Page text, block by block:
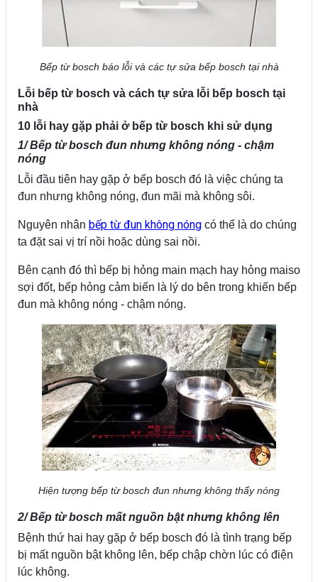
Bếp từ bosch báo lỗi và các tự sửa bếp bosch tại nhà
Lỗi bếp từ bosch và cách tự sửa lỗi bếp bosch tại
nhà
10 lỗi hay gặp phải ở bếp từ bosch khi sử dụng
1/ Bếp từ bosch đun nhưng không nóng - chậm
nóng
Lỗi đầu tiên hay gặp ở bếp bosch đó là việc chúng ta
đun nhưng không nóng, đun mãi mà không sôi.
Nguyên nhân bếp từ đun không nóng có thể là do chúng
ta đặt sai vị trí nồi hoặc dùng sai nồi.
Bên cạnh đó thì bếp bị hỏng main mạch hay hỏng maiso
sợi đốt, bếp hỏng cảm biến là lý do bên trong khiến bếp
đun mà không nóng - chậm nóng.
Hiện tượng bếp từ bosch đun nhưng không thấy nóng
2/ Bếp từ bosch mất nguồn bật nhưng không lên
Bệnh thứ hai hay gặp ở bếp bosch đó là tình trạng bếp
bị mất nguồn bật không lên, bếp chập chờn lúc có điện
lúc không.